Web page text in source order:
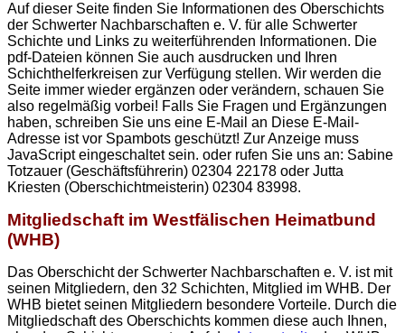
Auf dieser Seite finden Sie Informationen des Oberschichts
der Schwerter Nachbarschaften e. V. für alle Schwerter
Schichte und Links zu weiterführenden Informationen. Die
pdf-Dateien können Sie auch ausdrucken und Ihren
Schichthelferkreisen zur Verfügung stellen. Wir werden die
Seite immer wieder ergänzen oder verändern, schauen Sie
also regelmäßig vorbei! Falls Sie Fragen und Ergänzungen
haben, schreiben Sie uns eine E-Mail an Diese E-Mail-
Adresse ist vor Spambots geschützt! Zur Anzeige muss
JavaScript eingeschaltet sein. oder rufen Sie uns an: Sabine
Totzauer (Geschäftsführerin) 02304 22178 oder Jutta
Kriesten (Oberschichtmeisterin) 02304 83998.
Mitgliedschaft im Westfälischen Heimatbund
(WHB)
Das Oberschicht der Schwerter Nachbarschaften e. V. ist mit
seinen Mitgliedern, den 32 Schichten, Mitglied im WHB. Der
WHB bietet seinen Mitgliedern besondere Vorteile. Durch die
Mitgliedschaft des Oberschichts kommen diese auch Ihnen,